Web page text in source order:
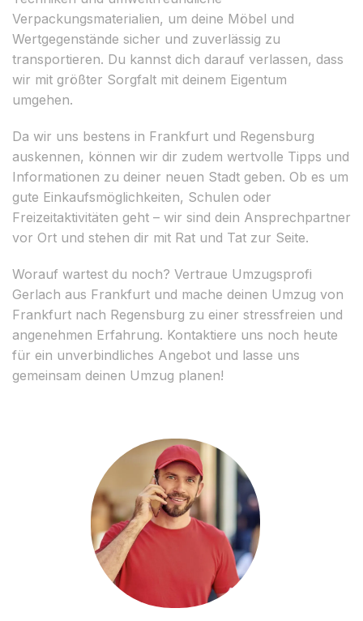
Verpackungsmaterialien, um deine Möbel und
Wertgegenstände sicher und zuverlässig zu
transportieren. Du kannst dich darauf verlassen, dass
wir mit größter Sorgfalt mit deinem Eigentum
umgehen.
Da wir uns bestens in Frankfurt und Regensburg
auskennen, können wir dir zudem wertvolle Tipps und
Informationen zu deiner neuen Stadt geben. Ob es um
gute Einkaufsmöglichkeiten, Schulen oder
Freizeitaktivitäten geht – wir sind dein Ansprechpartner
vor Ort und stehen dir mit Rat und Tat zur Seite.
Worauf wartest du noch? Vertraue Umzugsprofi
Gerlach aus Frankfurt und mache deinen Umzug von
Frankfurt nach Regensburg zu einer stressfreien und
angenehmen Erfahrung. Kontaktiere uns noch heute
für ein unverbindliches Angebot und lasse uns
gemeinsam deinen Umzug planen!